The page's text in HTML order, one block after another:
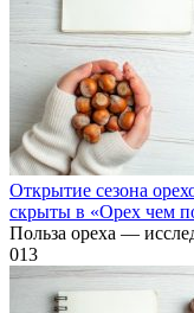
Открытие сезона
скрыты в «Орех чем
Польза ореха —
013